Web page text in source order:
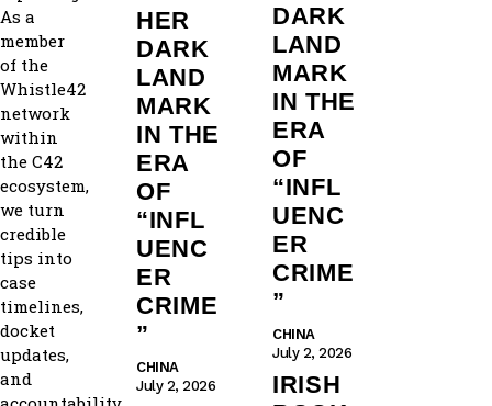
As a
member
of the
Whistle42
network
within
the C42
ecosystem,
we turn
credible
tips into
case
timelines,
docket
updates,
and
HER
DARK
LAND
MARK
IN THE
ERA
OF
“INFL
UENC
ER
CRIME
”
CHINA
July 2, 2026
DARK
LAND
MARK
IN THE
ERA
OF
“INFL
UENC
ER
CRIME
”
CHINA
July 2, 2026
IRISH